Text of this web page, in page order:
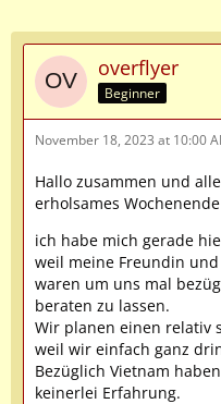
overflyer
Beginner
November 18, 2023 at 10:00
Hallo zusammen und
erholsames Wochenende
ich habe mich gerade
weil meine Freundin
waren um uns mal
beraten zu lassen.
Wir planen einen relativ
weil wir einfach ganz
Bezüglich Vietnam
keinerlei Erfahrung.